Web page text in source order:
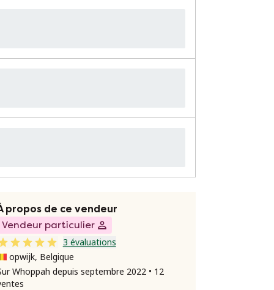
propos de ce vendeur
Vendeur particulier
3 évaluations
opwijk, Belgique
Whoppah depuis septembre 2022 • 12